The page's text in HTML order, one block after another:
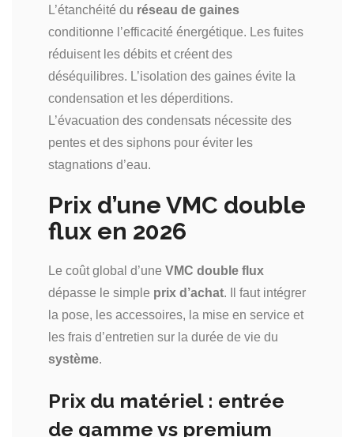
L’étanchéité du réseau de gaines
conditionne l’efficacité énergétique. Les fuites
réduisent les débits et créent des
déséquilibres. L’isolation des gaines évite la
condensation et les déperditions.
L’évacuation des condensats nécessite des
pentes et des siphons pour éviter les
stagnations d’eau.
Prix d’une VMC double
flux en 2026
Le coût global d’une VMC double flux
dépasse le simple prix d’achat. Il faut intégrer
la pose, les accessoires, la mise en service et
les frais d’entretien sur la durée de vie du
système.
Prix du matériel : entrée
de gamme vs premium